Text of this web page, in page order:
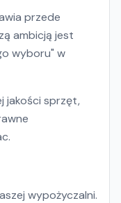
przede
ambicją jest
wyboru" w
jakości sprzęt,
wypożyczalni.